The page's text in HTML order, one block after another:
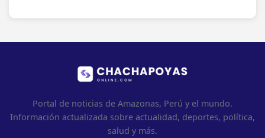
Portal de noticias de Amazonas, Perú y el mundo.
Información actualizada sobre actualidad, deportes, política,
salud y más.